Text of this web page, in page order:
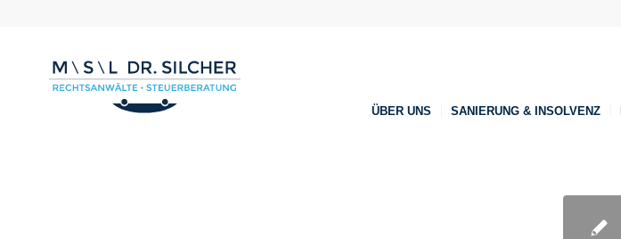
ÜBER UNS SANIERUNG & INSOLVENZ